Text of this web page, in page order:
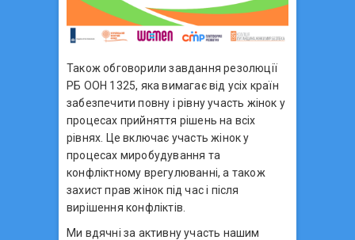
Також обговорили завдання резолюції
РБ ООН 1325, яка вимагає від усіх країн
забезпечити повну і рівну участь жінок у
процесах прийняття рішень на всіх
рівнях. Це включає участь жінок у
процесах миробудування та
конфліктному врегулюванні, а також
захист прав жінок під час і після
вирішення конфліктів.
Ми вдячні за активну участь нашим